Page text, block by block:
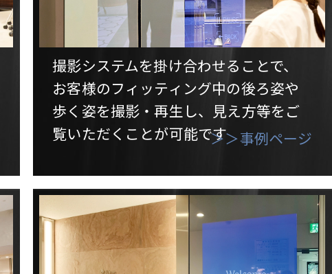
撮影システムを掛け合わせることで、
お客様のフィッティング中の後ろ姿や
歩く姿を撮影・再生し、見え方等をご
覧いただくことが可能です＞＞事例ページ